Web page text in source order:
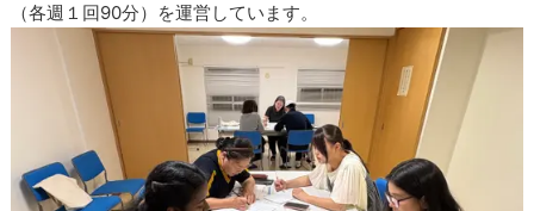
（各週１回90分）を運営しています。